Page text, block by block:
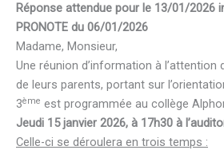
Réponse attendue pour le 13/01/2026
PRONOTE du 06/01/2026
Madame, Monsieur,
Une réunion d’information à l’attention
de leurs parents, portant sur
3ème est programmée au collège
Jeudi 15 janvier 2026, à 17h30 à
Celle-ci se déroulera en trois temps :